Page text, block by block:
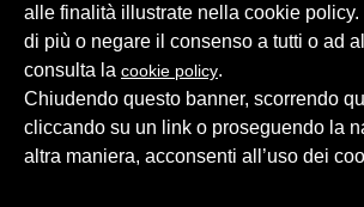
alle finalità illustrate nella cookie
di più o negare il consenso a tutti o ad
consulta la cookie policy.
Chiudendo questo banner, scorrendo
cliccando su un link o proseguendo la
altra maniera, acconsenti all’uso dei